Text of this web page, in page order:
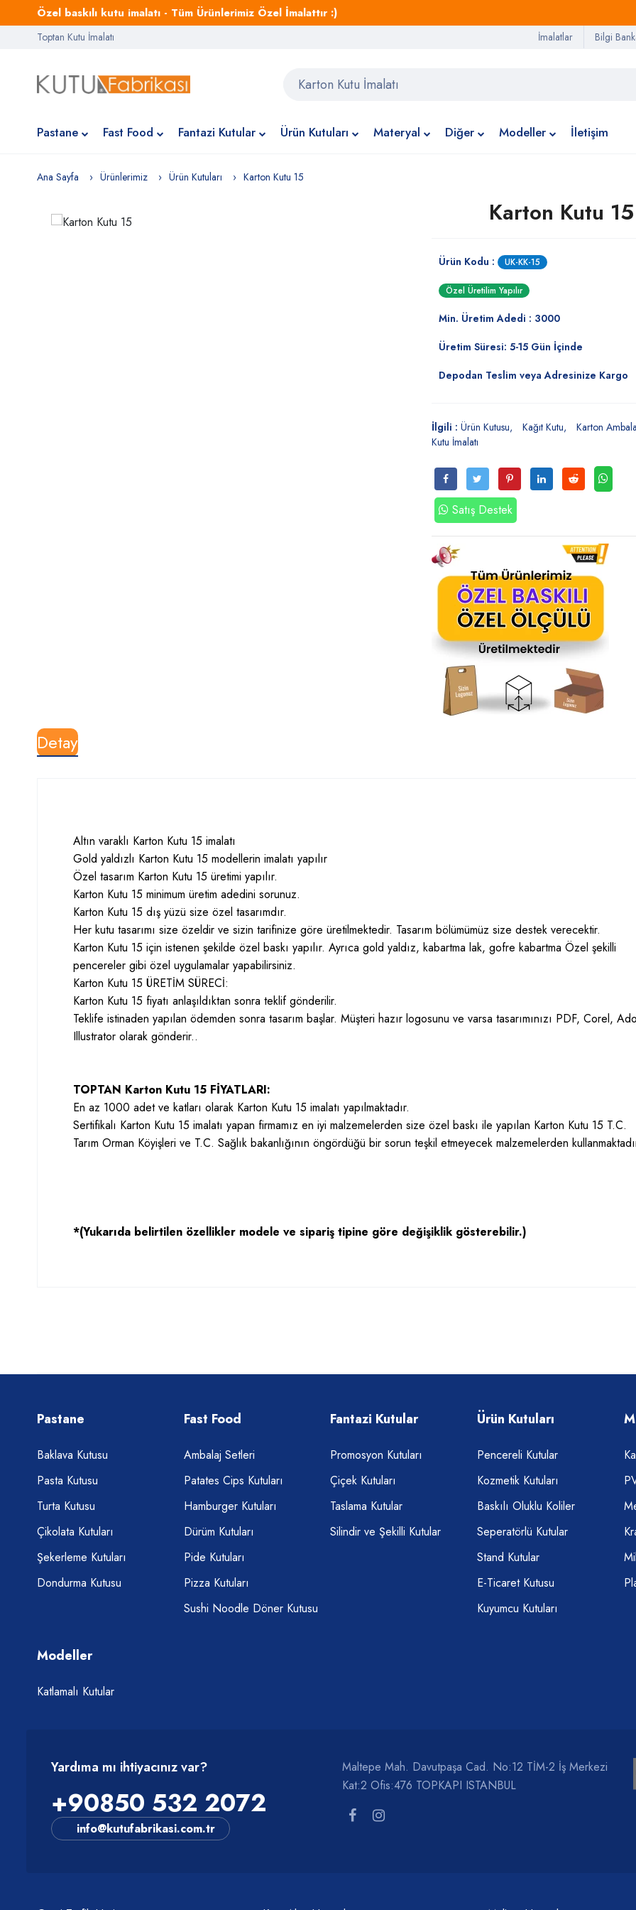
Özel baskılı kutu imalatı - Tüm Ürünlerimiz Özel İmalattır :)
Toptan Kutu İmalatı İmalatlar Bilgi
Pastane Fast Food Fantazi Kutular Ürün Kutuları Materyal Diğer Modeller İletişim
Ana Sayfa Ürünlerimiz Ürün Kutuları Karton Kutu 15
Karton Kutu 15
Ürün Kodu : UK-KK-15
Özel Üretilim Yapılır
Min. Üretim Adedi : 3000
Üretim Süresi: 5-15 Gün İçinde
Depodan Teslim veya Adresinize Kargo
İlgili : Ürün Kutusu Kağıt Kutu Karton
Kutu İmalatı
Satış Destek
Detay
Altın varaklı Karton Kutu 15 imalatı
Gold yaldızlı Karton Kutu 15 modellerin imalatı yapılır
Özel tasarım Karton Kutu 15 üretimi yapılır.
Karton Kutu 15 minimum üretim adedini sorunuz.
Karton Kutu 15 dış yüzü size özel tasarımdır.
Her kutu tasarımı size özeldir ve sizin tarifinize göre üretilmektedir. Tasarım bölümümüz size destek verecektir.
Karton Kutu 15 için istenen şekilde özel baskı yapılır. Ayrıca gold yaldız, kabartma lak, gofre kabartma Özel şekilli
pencereler gibi özel uygulamalar yapabilirsiniz.
Karton Kutu 15 ÜRETİM SÜRECİ:
Karton Kutu 15 fiyatı anlaşıldıktan sonra teklif gönderilir.
Teklife istinaden yapılan ödemden sonra tasarım başlar. Müşteri hazır logosunu ve varsa tasarımınızı PDF, Corel,
Illustrator olarak gönderir..
TOPTAN Karton Kutu 15 FİYATLARI:
En az 1000 adet ve katları olarak Karton Kutu 15 imalatı yapılmaktadır.
Sertifikalı Karton Kutu 15 imalatı yapan firmamız en iyi malzemelerden size özel baskı ile yapılan Karton Kutu 15 T.C.
Tarım Orman Köyişleri ve T.C. Sağlık bakanlığının öngördüğü bir sorun teşkil etmeyecek malzemelerden
*(Yukarıda belirtilen özellikler modele ve sipariş tipine göre değişiklik gösterebilir.)
Pastane
Baklava Kutusu
Pasta Kutusu
Turta Kutusu
Çikolata Kutuları
Şekerleme Kutuları
Dondurma Kutusu
Fast Food
Ambalaj Setleri
Patates Cips Kutuları
Hamburger Kutuları
Dürüm Kutuları
Pide Kutuları
Pizza Kutuları
Sushi Noodle Döner Kutusu
Fantazi Kutular
Promosyon Kutuları
Çiçek Kutuları
Taslama Kutular
Silindir ve Şekilli Kutular
Ürün Kutuları
Pencereli Kutular
Kozmetik Kutuları
Baskılı Oluklu Koliler
Seperatörlü Kutular
Stand Kutular
E-Ticaret Kutusu
Kuyumcu Kutuları
Modeller
Katlamalı Kutular
Yardıma mı ihtiyacınız var?
+90850 532 2072
info@kutufabrikasi.com.tr
Maltepe Mah. Davutpaşa Cad. No:12 TİM-2 İş Merkezi
Kat:2 Ofis:476 TOPKAPI ISTANBUL